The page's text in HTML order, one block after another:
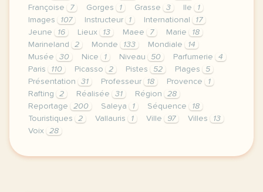
Françoise
7 Gorges 1 Grasse 3 Ile
1
Images
107 Instructeur 1 International
17
Jeune
16 Lieux 13 Maee 7 Marie
18
Marineland
2 Monde 133 Mondiale
14
Musée
30 Nice 1 Niveau 50 Parfumerie
4
Paris
110 Picasso 2 Pistes 52 Plages
5
Présentation
31 Professeur 18 Provence
1
Rafting
2 Réalisée 31 Région
28
Reportage
200 Saleya 1 Séquence
18
Touristiques
2 Vallauris 1 Ville 97 Villes
13
Voix
28
le respect de votre vie privee est une priorite